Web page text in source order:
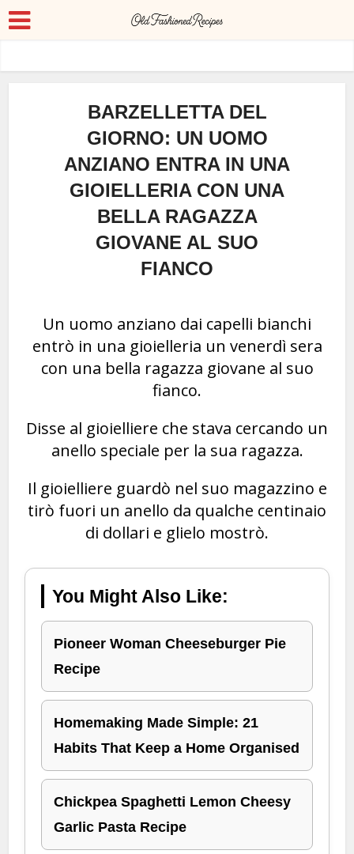
BARZELLETTA DEL
GIORNO: UN UOMO
ANZIANO ENTRA IN UNA
GIOIELLERIA CON UNA
BELLA RAGAZZA
GIOVANE AL SUO
FIANCO
Un uomo anziano dai capelli bianchi
entrò in una gioielleria un venerdì sera
con una bella ragazza giovane al suo
fianco.
Disse al gioielliere che stava cercando un
anello speciale per la sua ragazza.
Il gioielliere guardò nel suo magazzino e
tirò fuori un anello da qualche centinaio
di dollari e glielo mostrò.
You Might Also Like:
Pioneer Woman Cheeseburger Pie
Recipe
Homemaking Made Simple: 21
Habits That Keep a Home Organised
Chickpea Spaghetti Lemon Cheesy
Garlic Pasta Recipe